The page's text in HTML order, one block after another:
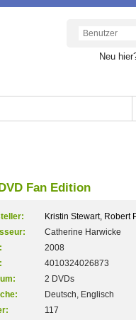
Neu
Fan Edition
Kristin Stewart, Robert
Catherine Harwicke
2008
4010324026873
2 DVDs
Deutsch, Englisch
117